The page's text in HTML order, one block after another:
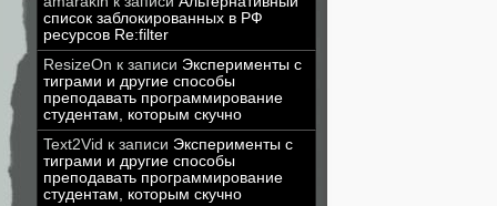
список заблокированных в РФ
ресурсов Re:filter
ResizeOn к записи Эксперименты с
тиграми и другие способы
преподавать программирование
студентам, которым скучно
Text2Vid к записи Эксперименты с
тиграми и другие способы
преподавать программирование
студентам, которым скучно